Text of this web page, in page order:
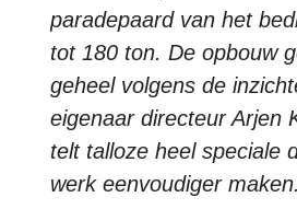
paradepaard van het
tot 180 ton. De opbouw
geheel volgens de
eigenaar directeur Arjen
telt talloze heel speciale
werk eenvoudiger maken.